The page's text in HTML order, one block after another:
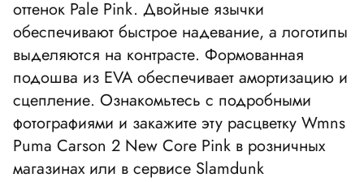
оттенок Pale Pink. Двойные язычки
обеспечивают быстрое надевание, а логотипы
выделяются на контрасте. Формованная
подошва из EVA обеспечивает амортизацию и
сцепление. Ознакомьтесь с подробными
фотографиями и закажите эту расцветку Wmns
Puma Carson 2 New Core Pink в розничных
магазинах или в сервисе Slamdunk